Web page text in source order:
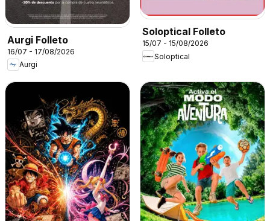
Aurgi Folleto
16/07 - 17/08/2026
Aurgi
Soloptical Folleto
15/07 - 15/08/2026
Soloptical